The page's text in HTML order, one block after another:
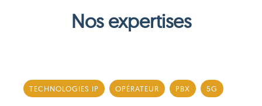
Nos expertises
TECHNOLOGIES IP OPÉRATEUR PBX 5G